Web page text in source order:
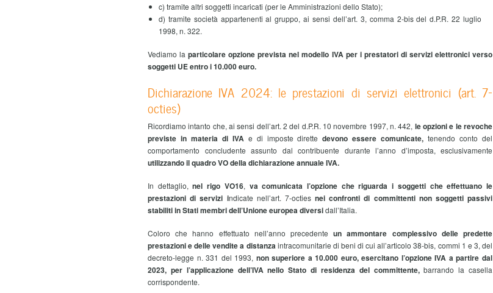
c) tramite altri soggetti incaricati (per le Amministrazioni dello Stato);
d) tramite società appartenenti al gruppo, ai sensi dell’art. 3, comma 2-bis del d.P.R. 22 luglio
1998, n. 322.
Vediamo laparticolare opzione prevista nel modello IVA per i prestatori di servizi elettronici verso
soggetti UE entro i 10.000 euro.
Dichiarazione IVA 2024: le prestazioni di servizi elettronici (art. 7-
octies)
Ricordiamo intanto che, ai sensi dell’art. 2 del d.P.R. 10 novembre 1997, n. 442, le opzioni e le revoche
previste in materia di IVA e di imposte dirette devonoessere comunicate, tenendo conto del
comportamento concludente assunto dal contribuente durante l’anno d’imposta, esclusivamente
utilizzando il quadro VOdella dichiarazione annuale IVA.
In dettaglio,nel rigo VO16, va comunicata l’opzione che riguarda i soggetti che effettuano le
prestazioni di servizi indicate nell’art. 7-octies nei confronti di committenti non soggetti passivi
stabiliti in Stati membri dell’Unione europea diversidall’Italia.
Coloro che hanno effettuato nell’anno precedenteun ammontare complessivo delle predette
prestazioni e delle vendite a distanza intracomunitarie di beni di cui all’articolo 38-bis, commi 1 e 3, del
decreto-legge n. 331 del 1993, non superiore a 10.000 euro, esercitano l’opzione IVA a partire dal
2023, per l’applicazione dell’IVA nello Stato di residenza del committente,barrando la casella
corrispondente.